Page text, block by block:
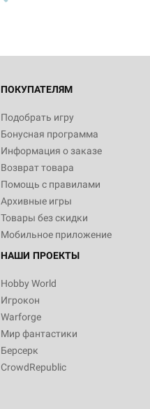
ПОКУПАТЕЛЯМ
Подобрать игру
Бонусная программа
Информация о заказе
Возврат товара
Помощь с правилами
Архивные игры
Товары без скидки
Мобильное приложение
НАШИ ПРОЕКТЫ
Hobby World
Игрокон
Warforge
Мир фантастики
Берсерк
CrowdRepublic